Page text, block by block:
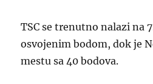
TSC se trenutno nalazi na
osvojenim bodom, dok je
mestu sa 40 bodova.